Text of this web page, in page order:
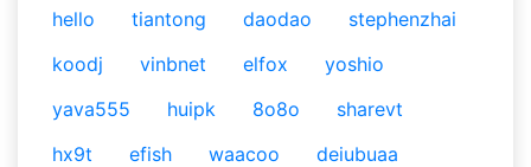
hello
tiantong daodao
stephenzhai
koodj
vinbnet elfox
yoshio
yava555
huipk 8o8o
sharevt
hx9t
efish waacoo
deiubuaa